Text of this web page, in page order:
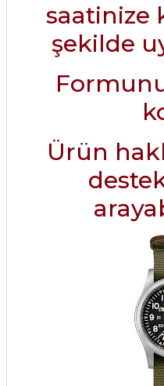
saatinize
şekilde
Ürün